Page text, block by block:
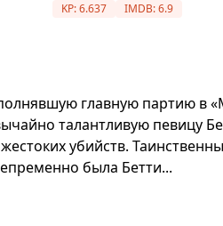
KP:6.637 IMDB:6.9
главную партию в
талантливую певицу
убийств.
была Бетти...